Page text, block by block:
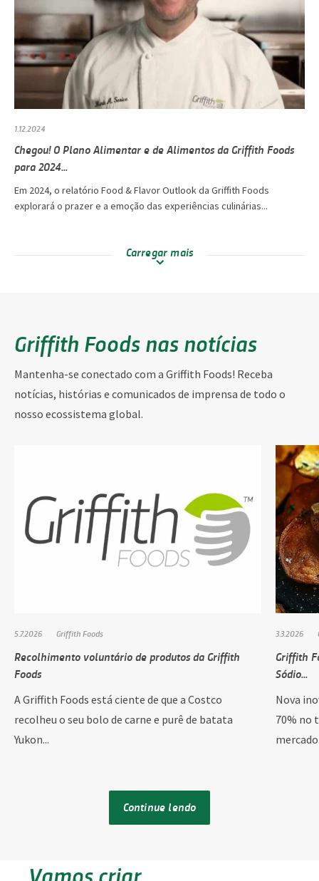
1.12.2024
Chegou! O Plano Alimentar e de Alimentos da Griffith Foods
para 2024...
Em 2024, o relatório Food & Flavor Outlook da Griffith Foods
explorará o prazer e a emoção das experiências culinárias...
Carregar mais
Griffith Foods nas notícias
Mantenha-se conectado com a Griffith Foods! Receba
notícias, histórias e comunicados de imprensa de todo o
nosso ecossistema global.
5.7.2026 Griffith Foods
Recolhimento voluntário de produtos da Griffith
Foods
A Griffith Foods está ciente de que a Costco
recolheu o seu bolo de carne e purê de batata
Yukon...
3.3.2026
Griffith
Sódio...
Nova
70% no
Continue lendo